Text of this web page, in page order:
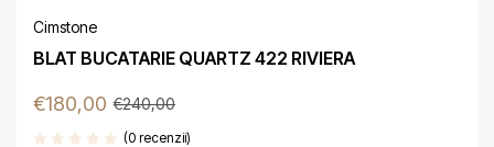
Cimstone
BLAT BUCATARIE QUARTZ 422 RIVIERA
€240,00
€180,00
(0 recenzii)